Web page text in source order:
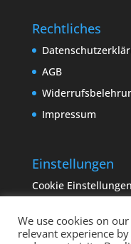
Rechtliches
AGB
Impressum
Einstellungen
Cookie Einstellungen
We use cookies on
relevant experience